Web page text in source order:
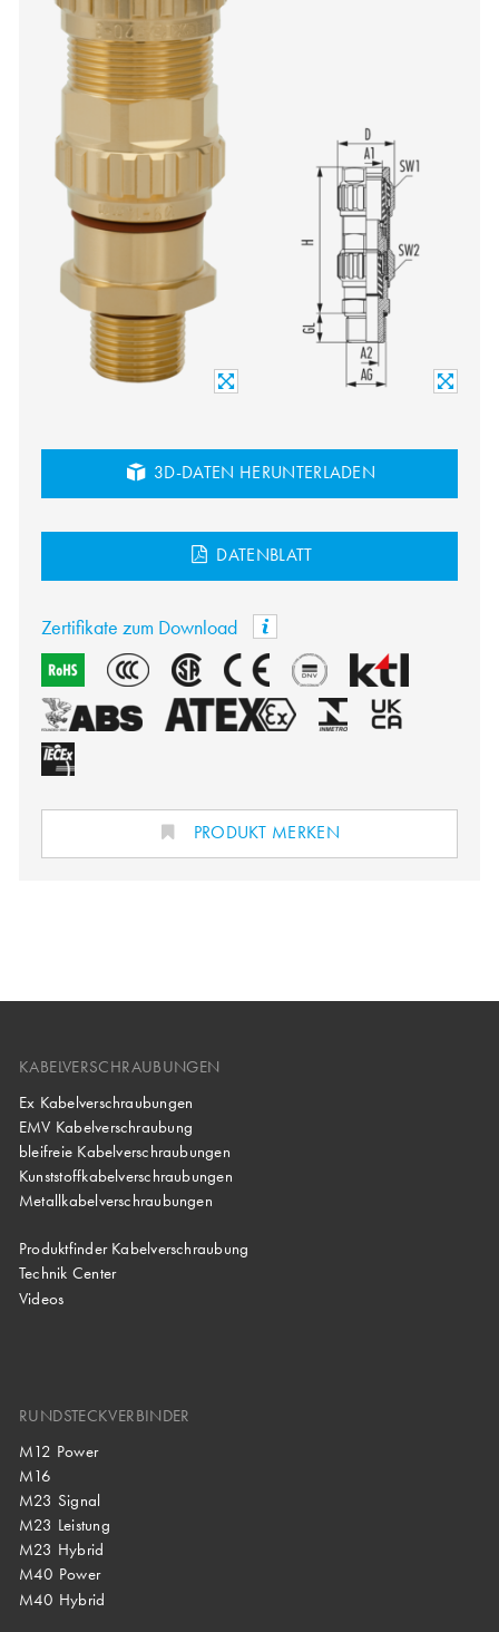
3D-DATEN HERUNTERLADEN
DATENBLATT
Zertifikate zum Download
PRODUKT MERKEN
KABELVERSCHRAUBUNGEN
Ex Kabelverschraubungen
EMV Kabelverschraubung
bleifreie Kabelverschraubungen
Kunststoffkabelverschraubungen
Metallkabelverschraubungen
Produktfinder Kabelverschraubung
Technik Center
Videos
RUNDSTECKVERBINDER
M12 Power
M16
M23 Signal
M23 Leistung
M23 Hybrid
M40 Power
M40 Hybrid